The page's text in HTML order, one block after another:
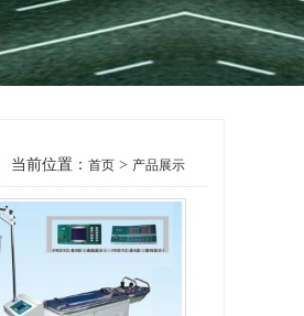
当前位置： 首页 > 产品展示